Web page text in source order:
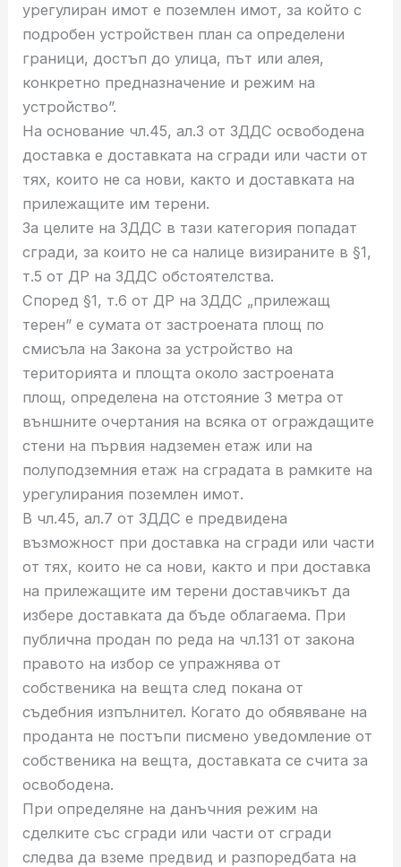
урегулиран имот е поземлен имот, за който с
подробен устройствен план са определени
граници, достъп до улица, път или алея,
конкретно предназначение и режим на
устройство”.
На основание чл.45, ал.3 от ЗДДС освободена
доставка е доставката на сгради или части от
тях, които не са нови, както и доставката на
прилежащите им терени.
За целите на ЗДДС в тази категория попадат
сгради, за които не са налице визираните в §1,
т.5 от ДР на ЗДДС обстоятелства.
Според §1, т.6 от ДР на ЗДДС „прилежащ
терен” е сумата от застроената площ по
смисъла на Закона за устройство на
територията и площта около застроената
площ, определена на отстояние 3 метра от
външните очертания на всяка от ограждащите
стени на първия надземен етаж или на
полуподземния етаж на сградата в рамките на
урегулирания поземлен имот.
В чл.45, ал.7 от ЗДДС е предвидена
възможност при доставка на сгради или части
от тях, които не са нови, както и при доставка
на прилежащите им терени доставчикът да
избере доставката да бъде облагаема. При
публична продан по реда на чл.131 от закона
правото на избор се упражнява от
собственика на вещта след покана от
съдебния изпълнител. Когато до обявяване на
проданта не постъпи писмено уведомление от
собственика на вещта, доставката се счита за
освободена.
При определяне на данъчния режим на
сделките със сгради или части от сгради
следва да вземе предвид и разпоредбата на